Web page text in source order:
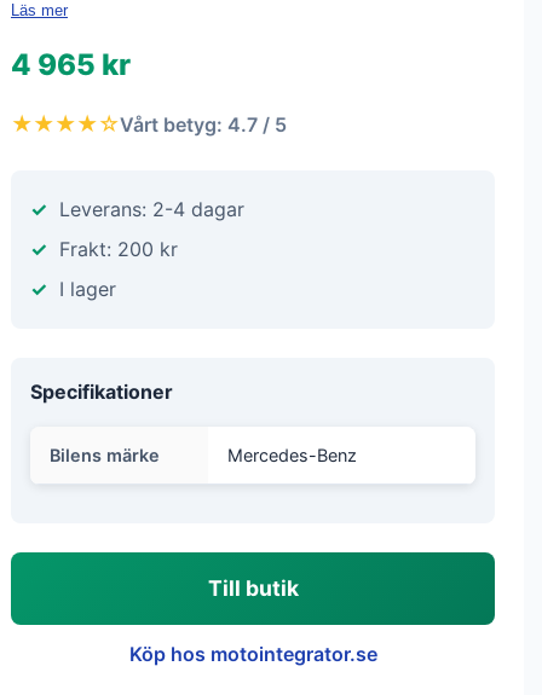
Läs mer
4 965 kr
★★★★☆Vårt betyg: 4.7 / 5
Leverans: 2-4 dagar
Frakt: 200 kr
I lager
Specifikationer
Bilens märke Mercedes-Benz
Till butik
Köp hos motointegrator.se